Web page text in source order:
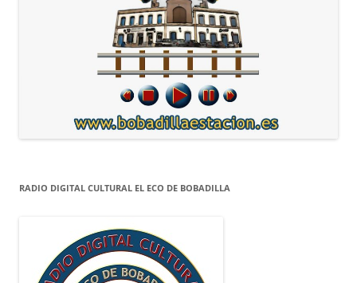
RADIO DIGITAL CULTURAL EL ECO DE BOBADILLA